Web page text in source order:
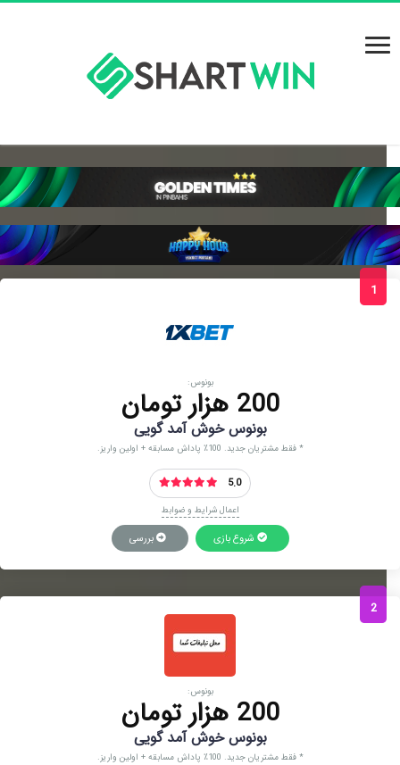
بونوس:
200 هزار تومان
بونوس خوش آمد گویی
* فقط مشتریان جدید. 100٪ پاداش مسابقه + اولین واریز.
5.0
اعمال شرایط و ضوابط
شروع بازی بررسی
بونوس:
200 هزار تومان
بونوس خوش آمد گویی
* فقط مشتریان جدید. 100٪ پاداش مسابقه + اولین واریز.